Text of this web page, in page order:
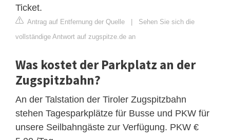
Ticket.
Antrag auf Entfernung der Quelle
Sehen Sie sich die
vollständige Antwort auf zugspitze.de an
Was kostet der Parkplatz an der
Zugspitzbahn?
An der Talstation der Tiroler Zugspitzbahn
stehen Tagesparkplätze für Busse und PKW für
unsere Seilbahngäste zur Verfügung. PKW €